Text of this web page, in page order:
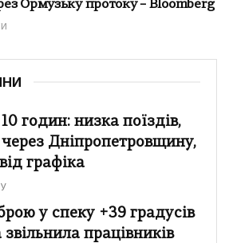
Ормузьку протоку – Bloomberg
годин: низка поїздів,
Дніпропетровщину,
графіка
у спеку +39 градусів
працівників